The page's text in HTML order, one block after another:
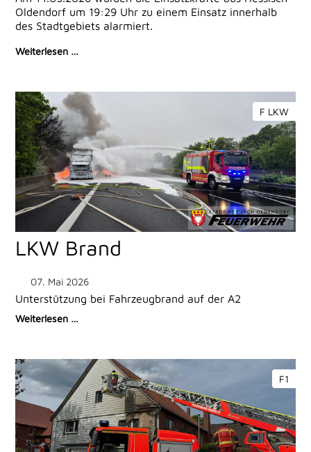
Oldendorf um 19:29 Uhr zu einem Einsatz innerhalb
des Stadtgebiets alarmiert.
Weiterlesen …
F LKW
LKW Brand
07. Mai 2026
Unterstützung bei Fahrzeugbrand auf der A2
Weiterlesen …
F1